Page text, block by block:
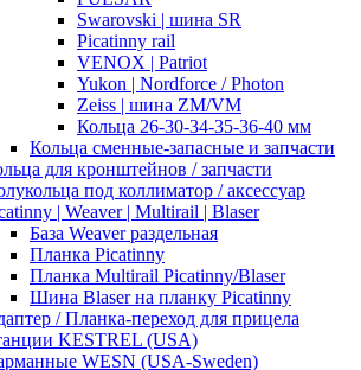
Swarovski | шина SR
Picatinny rail
VENOX | Patriot
Yukon | Nordforce / Photon
Zeiss | шина ZM/VM
Кольца 26-30-34-35-36-40 мм
Кольца сменные-запасные и запчасти
для кронштейнов / запчасти
под коллиматор / аксессуар
| Weaver | Multirail | Blaser
База Weaver раздельная
Планка Picatinny
Планка Multirail Picatinny/Blaser
Шина Blaser на планку Picatinny
/ Планка-переход для прицела
KESTREL (USA)
WESN (USA-Sweden)